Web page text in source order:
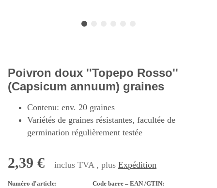
Poivron doux ''Topepo Rosso''
(Capsicum annuum) graines
Contenu: env. 20 graines
Variétés de graines résistantes, facultée de
germination régulièrement testée
2,39 € inclus TVA , plus Expédition
Numéro d'article:
Code barre – EAN /GTIN: